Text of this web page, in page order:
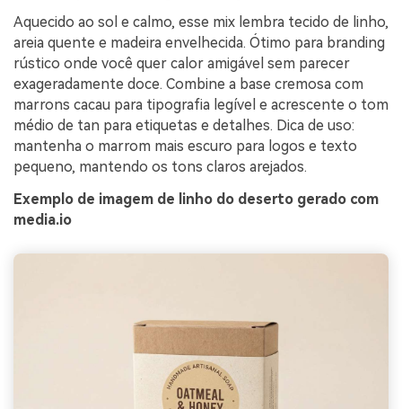
Aquecido ao sol e calmo, esse mix lembra tecido de linho,
areia quente e madeira envelhecida. Ótimo para branding
rústico onde você quer calor amigável sem parecer
exageradamente doce. Combine a base cremosa com
marrons cacau para tipografia legível e acrescente o tom
médio de tan para etiquetas e detalhes. Dica de uso:
mantenha o marrom mais escuro para logos e texto
pequeno, mantendo os tons claros arejados.
Exemplo de imagem de linho do deserto gerado com
media.io